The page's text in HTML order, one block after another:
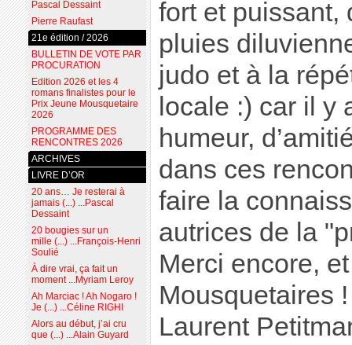
fort et puissant,
pluies
judo et à la
locale :) car il y
humeur,
dans ces
faire la
autrices de la
Merci encore,
Mousquetaires !
Laurent
Pascal Dessaint
Pierre Raufast
21e édition / 2026
BULLETIN DE VOTE PAR
PROCURATION
Edition 2026 et les 4
romans finalistes pour le
Prix Jeune Mousquetaire
2026
PROGRAMME DES
RENCONTRES 2026
ARCHIVES
LIVRE D’OR
20 ans… Je resterai à
jamais (...) ...Pascal
Dessaint
20 bougies sur un
mille (...) ...François-Henri
Soulié
À dire vrai, ça fait un
moment ...Myriam Leroy
Ah Marciac ! Ah Nogaro !
Je (...) ...Céline RIGHI
Alors au début, j’ai cru
que (...) ...Alain Guyard